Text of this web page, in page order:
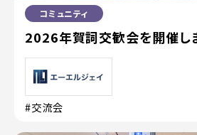
コミュニティ
2026年賀詞交歓会を開催し
#交流会